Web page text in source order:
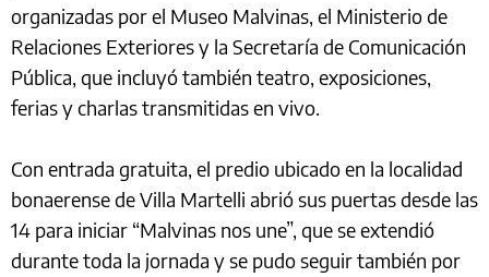
organizadas por el Museo Malvinas, el Ministerio de
Relaciones Exteriores y la Secretaría de Comunicación
Pública, que incluyó también teatro, exposiciones,
ferias y charlas transmitidas en vivo.
Con entrada gratuita, el predio ubicado en la localidad
bonaerense de Villa Martelli abrió sus puertas desde las
14 para iniciar “Malvinas nos une”, que se extendió
durante toda la jornada y se pudo seguir también por